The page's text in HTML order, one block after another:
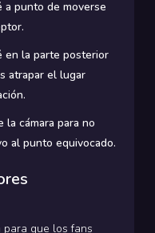
punto de moverse
en la parte posterior
atrapar el lugar
cámara para no
al punto equivocado.
que los fans